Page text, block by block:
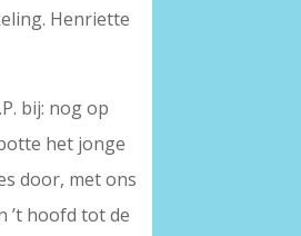
Henriette
bij: nog op
het jonge
door, met ons
’t hoofd tot de